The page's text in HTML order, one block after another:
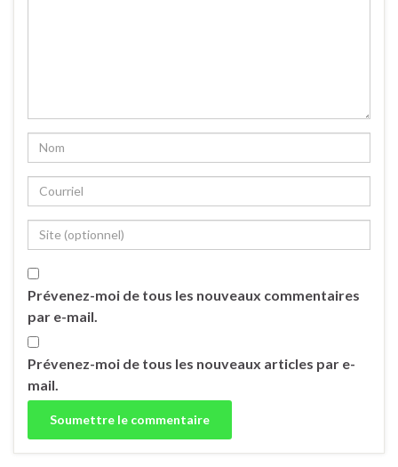
Prévenez-moi de tous les nouveaux commentaires
par e-mail.
Prévenez-moi de tous les nouveaux articles par e-
mail.